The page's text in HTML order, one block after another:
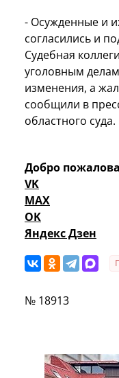
- Осужденные и
согласились и
Судебная
уголовным
изменения, а
сообщили в
областного суда.
Добро
VK
MAX
OK
Яндекс Дзен
№ 18913